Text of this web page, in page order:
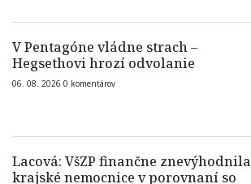
V Pentagóne vládne strach –
Hegsethovi hrozí odvolanie
06. 08. 2026 0 komentárov
Lacová: VšZP finančne znevýhodnila
krajské nemocnice v porovnaní so